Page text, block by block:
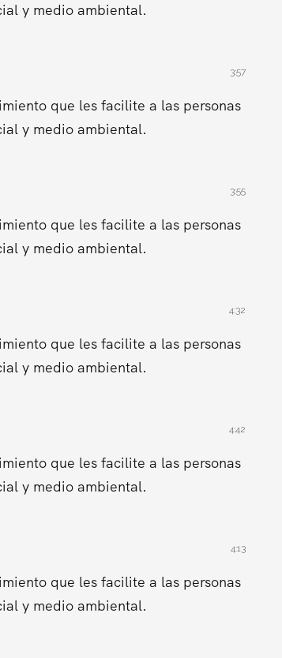
y medio ambiental.
3:57
que les facilite a las personas
y medio ambiental.
3:55
que les facilite a las personas
y medio ambiental.
4:32
que les facilite a las personas
y medio ambiental.
4:42
que les facilite a las personas
y medio ambiental.
4:13
que les facilite a las personas
y medio ambiental.